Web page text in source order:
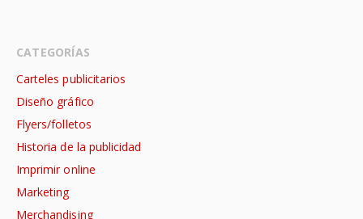
CATEGORÍAS
Carteles publicitarios
Diseño gráfico
Flyers/folletos
Historia de la publicidad
Imprimir online
Marketing
Merchandising